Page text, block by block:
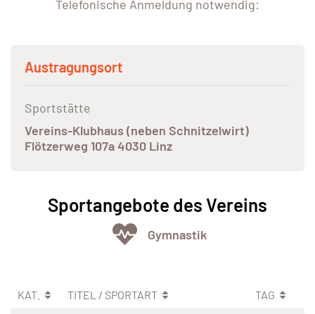
Telefonische Anmeldung notwendig:
Austragungsort
Sportstätte
Vereins-Klubhaus (neben Schnitzelwirt)
Flötzerweg 107a 4030 Linz
Sportangebote des Vereins
Gymnastik
KAT. TITEL / SPORTART
TAG